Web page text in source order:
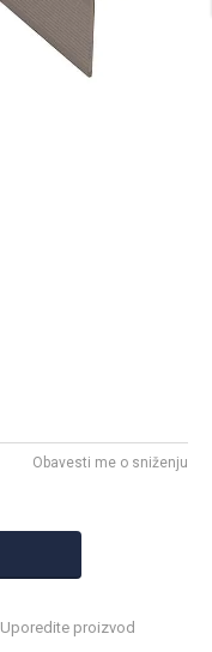
Obavesti me o sniženju
Uporedite proizvod